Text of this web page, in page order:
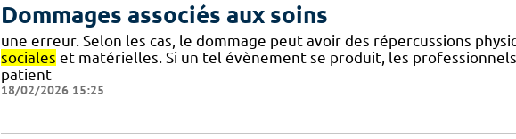
Dommages associés aux soins
une erreur. Selon les cas, le dommage peut avoir des répercussions
sociales et matérielles. Si un tel évènement se produit, les
patient
18/02/2026 15:25